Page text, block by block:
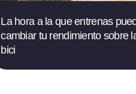
La hora a la que entrenas
cambiar tu rendimiento sobre
bici